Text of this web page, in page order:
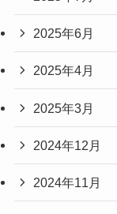
2025年6月
2025年4月
2025年3月
2024年12月
2024年11月